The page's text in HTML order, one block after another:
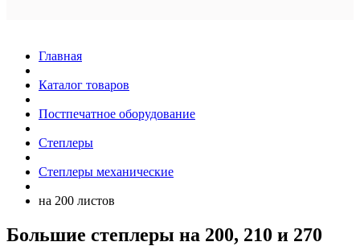
Главная
Каталог товаров
Постпечатное оборудование
Степлеры
Степлеры механические
на 200 листов
Большие степлеры на 200, 210 и 270